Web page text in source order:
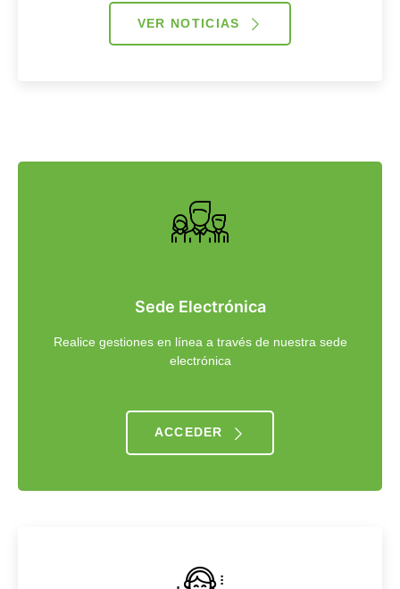
VER NOTICIAS
Sede Electrónica
Realice gestiones en línea a través de nuestra sede
electrónica
ACCEDER